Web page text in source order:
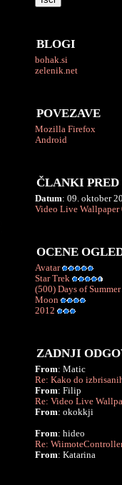
BLOGI
bohak.si
zelenik.net
POVEZAVE
Mozilla Firefox
Android
ČLANKI
Datum: 09. oktober
Video Live
OCENE
Avatar
Star Trek
(500) Days of Summer
Moon
2012
ZADNJI
From: Matic
Re: Kako do
From: Filip
Re: Video Live
From: okokkji
From: hideo
Re:
From: Katarina